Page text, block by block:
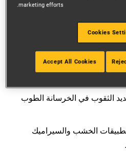
الثقوب في الخرسانة الطوب
الخشب والسيراميك
marketing efforts.
Cookies
Accept All Cookies